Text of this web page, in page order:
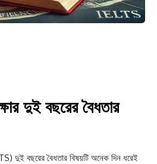
দুই বছরের বৈধতার
দুই বছরের বৈধতার বিষয়টি অনেক দিন ধরেই